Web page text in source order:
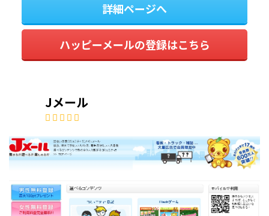
詳細ページへ
ハッピーメールの登録はこちら
Jメール